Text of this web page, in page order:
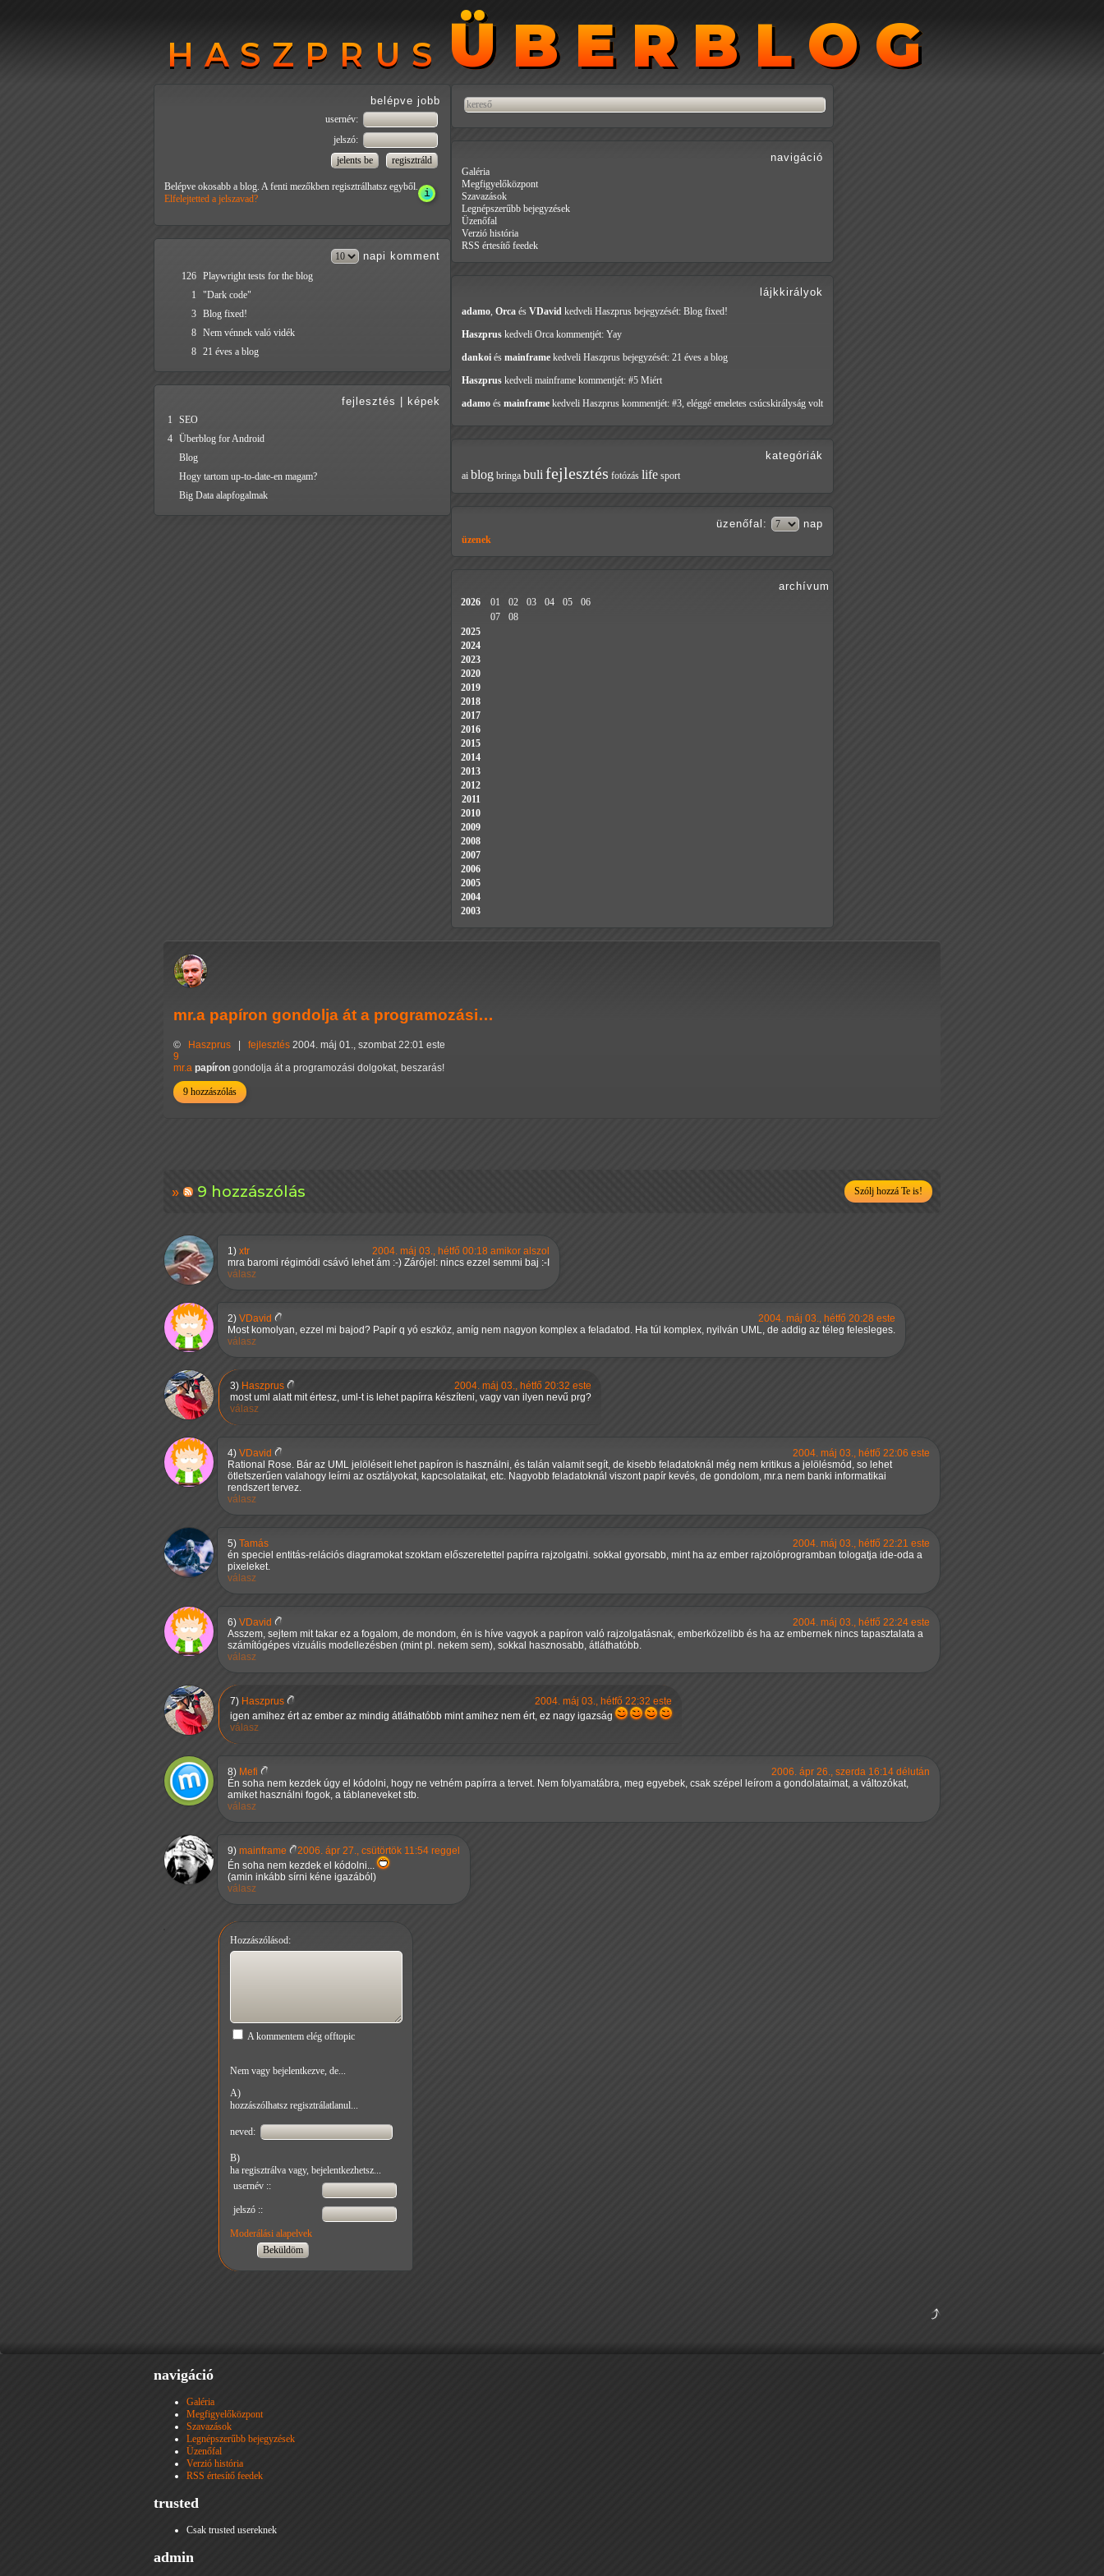
HASZPRUS ÜBERBLOG
HASZPRUS ÜBERBLOG
mr.a papíron gondolja át a programozási…
© Haszprus fejlesztés 2004. máj 01., szombat 22:01 este
9
mr.a papíron gondolja át a programozási dolgokat, beszarás!
9 hozzászólás
9 hozzászólás Szólj hozzá Te is!
1) xtr
2004. máj 03., hétfő 00:18 amikor alszol
mra baromi régimódi csávó lehet ám :-) Zárójel: nincs ezzel semmi baj :-I
válasz
2) VDavid
2004. máj 03., hétfő 20:28 este
Most komolyan, ezzel mi bajod? Papír q yó eszköz, amíg nem nagyon komplex a feladatod. Ha túl komplex, nyilván UML, de addig az téleg felesleges.
válasz
3) Haszprus
2004. máj 03., hétfő 20:32 este
most uml alatt mit értesz, uml-t is lehet papírra készíteni, vagy van ilyen nevű prg?
válasz
4) VDavid
2004. máj 03., hétfő 22:06 este
Rational Rose. Bár az UML jelöléseit lehet papíron is használni, és talán valamit segít, de kisebb feladatoknál még nem kritikus a jelölésmód, so lehet
ötletszerűen valahogy leírni az osztályokat, kapcsolataikat, etc. Nagyobb feladatoknál viszont papír kevés, de gondolom, mr.a nem banki informatikai
rendszert tervez.
válasz
5) Tamás
2004. máj 03., hétfő 22:21 este
én speciel entitás-relációs diagramokat szoktam előszeretettel papírra rajzolgatni. sokkal gyorsabb, mint ha az ember rajzolóprogramban tologatja ide-oda a
pixeleket.
válasz
6) VDavid
2004. máj 03., hétfő 22:24 este
Asszem, sejtem mit takar ez a fogalom, de mondom, én is híve vagyok a papíron való rajzolgatásnak, emberközelibb és ha az embernek nincs tapasztalata a
számítógépes vizuális modellezésben (mint pl. nekem sem), sokkal hasznosabb, átláthatóbb.
válasz
7) Haszprus
2004. máj 03., hétfő 22:32 este
igen amihez ért az ember az mindig átláthatóbb mint amihez nem ért, ez nagy igazság
válasz
8) Mefi
2006. ápr 26., szerda 16:14 délután
Én soha nem kezdek úgy el kódolni, hogy ne vetném papírra a tervet. Nem folyamatábra, meg egyebek, csak szépel leírom a gondolataimat, a változókat,
amiket használni fogok, a táblaneveket stb.
válasz
9) mainframe
2006. ápr 27., csütörtök 11:54 reggel
Én soha nem kezdek el kódolni...
(amin inkább sírni kéne igazából)
válasz
Hozzászólásod:
A kommentem elég offtopic
Nem vagy bejelentkezve, de...
A)
hozzászólhatsz regisztrálatlanul...
neved:
B)
ha regisztrálva vagy, bejelentkezhetsz...
usernév ::
jelszó ::
Moderálási alapelvek
belépve jobb
usernév:
jelszó:
Belépve okosabb a blog. A fenti mezőkben regisztrálhatsz egyből.
Elfelejtetted a jelszavad?
napi komment
126 Playwright tests for the blog
1
"Dark code"
3 Blog fixed!
8 Nem vénnek való vidék
8 21 éves a blog
fejlesztés képek
1
SEO
4 Überblog for Android
Blog
Hogy tartom up-to-date-en magam?
Big Data alapfogalmak
navigáció
Galéria
Megfigyelőközpont
Szavazások
Legnépszerűbb bejegyzések
Üzenőfal
Verzió história
RSS értesítő feedek
lájkkirályok
adamo, Orca és VDavid kedveli Haszprus bejegyzését: Blog fixed!
Haszprus kedveli Orca kommentjét: Yay
dankoi és mainframe kedveli Haszprus bejegyzését: 21 éves a blog
Haszprus kedveli mainframe kommentjét: #5 Miért
adamo és mainframe kedveli Haszprus kommentjét: #3, eléggé emeletes csúcskirályság volt
kategóriák
ai blog bringa buli fejlesztés fotózás life sport
üzenőfal : nap
üzenek
archívum
2026 01 02 03 04 05
06
07
08
2025
2024
2023
2020
2019
2018
2017
2016
2015
2014
2013
2012
2011
2010
2009
2008
2007
2006
2005
2004
2003
navigáció
Galéria
Megfigyelőközpont
Szavazások
Legnépszerűbb bejegyzések
Üzenőfal
Verzió história
RSS értesítő feedek
trusted
Csak trusted usereknek
admin